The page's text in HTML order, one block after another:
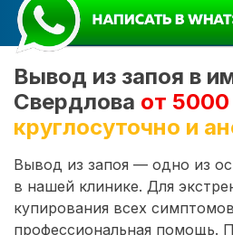
Вывод из запоя в
Свердлова от 5000
круглосуточно и
Вывод из запоя — одно из
в нашей клинике. Для
купирования всех
профессиональная помощь.